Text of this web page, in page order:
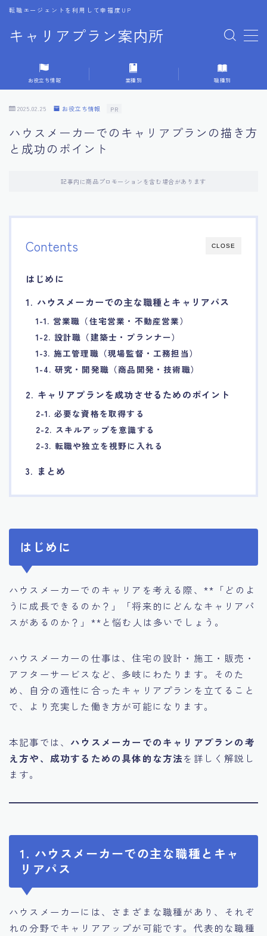
キャリアプラン案内所
転職エージェントを利用して幸福度UP
MENU
1.転職エージェントの選び方
3.キャリア相談時の質問リスト
4.キャリア目標設定の方法
5.キャリアチェンジの体験談
6.専門家からのアドバイス集
7.エージェント面談のポイント
8.非公開求人の魅力
9.年代別の目標設定ポイント
11.転職相談で分かる自分の強み
12.異業種への転職成功手法
お役立ち情報 業種別 職種別
2025.02.25 お役立ち情報 PR
ハウスメーカーでのキャリアプランの描き方
と成功のポイント
記事内に商品プロモーションを含む場合があります
CLOSE
Contents
はじめに
1. ハウスメーカーでの主な職種とキャリアパス
1-1. 営業職（住宅営業・不動産営業）
1-2. 設計職（建築士・プランナー）
1-3. 施工管理職（現場監督・工務担当）
1-4. 研究・開発職（商品開発・技術職）
2. キャリアプランを成功させるためのポイント
2-1. 必要な資格を取得する
2-2. スキルアップを意識する
2-3. 転職や独立を視野に入れる
3. まとめ
はじめに
ハウスメーカーでのキャリアを考える際、**「どのよ
うに成長できるのか？」「将来的にどんなキャリアパ
スがあるのか？」**と悩む人は多いでしょう。
ハウスメーカーの仕事は、住宅の設計・施工・販売・
アフターサービスなど、多岐にわたります。そのた
め、自分の適性に合ったキャリアプランを立てること
で、より充実した働き方が可能になります。
本記事では、 ハウスメーカーでのキャリアプランの考
え方や、成功するための具体的な方法を詳しく解説し
ます。
1. ハウスメーカーでの主な職種とキャ
リアパス
ハウスメーカーには、さまざまな職種があり、それぞ
れの分野でキャリアアップが可能です。代表的な職種